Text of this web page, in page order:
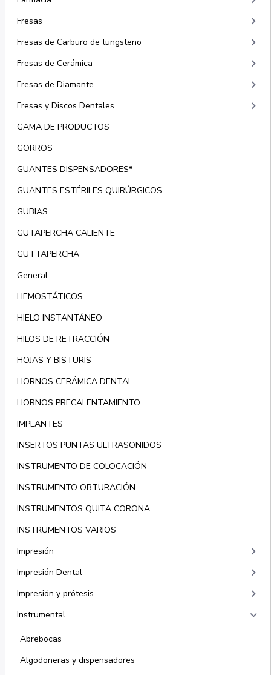
Fresas keyboard_arrow_right
Fresas de Carburo de tungsteno keyboard_arrow_right
Fresas de Cerámica keyboard_arrow_right
Fresas de Diamante keyboard_arrow_right
Fresas y Discos Dentales keyboard_arrow_right
GAMA DE PRODUCTOS
GORROS
GUANTES DISPENSADORES*
GUANTES ESTÉRILES QUIRÚRGICOS
GUBIAS
GUTAPERCHA CALIENTE
GUTTAPERCHA
General
HEMOSTÁTICOS
HIELO INSTANTÁNEO
HILOS DE RETRACCIÓN
HOJAS Y BISTURIS
HORNOS CERÁMICA DENTAL
HORNOS PRECALENTAMIENTO
IMPLANTES
INSERTOS PUNTAS ULTRASONIDOS
INSTRUMENTO DE COLOCACIÓN
INSTRUMENTO OBTURACIÓN
INSTRUMENTOS QUITA CORONA
INSTRUMENTOS VARIOS
Impresión
keyboard_arrow_right
Impresión Dental keyboard_arrow_right
Impresión y prótesis keyboard_arrow_right
Instrumental keyboard_arrow_right
Abrebocas
Algodoneras y dispensadores